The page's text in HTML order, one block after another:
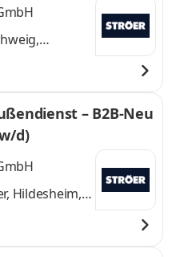
– B2B-Neu
d)
Hildesheim,